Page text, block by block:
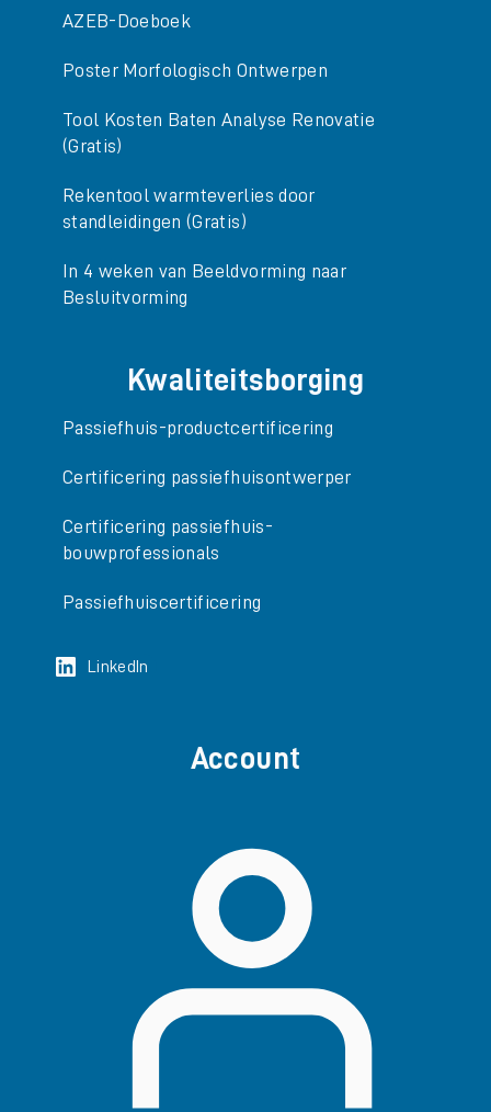
AZEB-Doeboek
Poster Morfologisch Ontwerpen
Tool Kosten Baten Analyse Renovatie
(Gratis)
Rekentool warmteverlies door
standleidingen (Gratis)
In 4 weken van Beeldvorming naar
Besluitvorming
Kwaliteitsborging
Passiefhuis-productcertificering
Certificering passiefhuisontwerper
Certificering passiefhuis-
bouwprofessionals
Passiefhuiscertificering
LinkedIn
Account